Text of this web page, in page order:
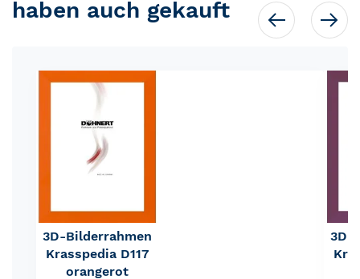
haben auch gekauft
3D-Bilderrahmen
Krasspedia D117
orangerot
3D-